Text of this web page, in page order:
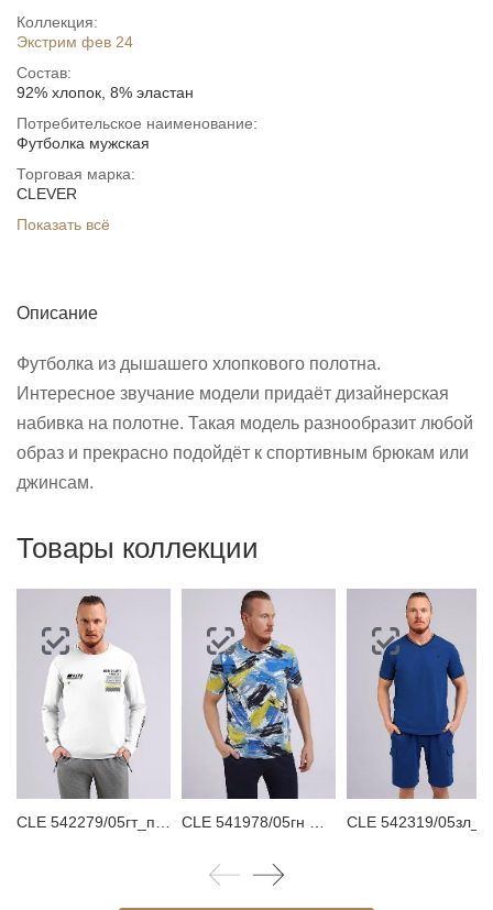
Коллекция:
Экстрим фев 24
Состав:
92% хлопок, 8% эластан
Потребительское наименование:
Футболка мужская
Торговая марка:
CLEVER
Показать всё
Описание
Футболка из дышашего хлопкового полотна.
Интересное звучание модели придаёт дизайнерская
набивка на полотне. Такая модель разнообразит любой
образ и прекрасно подойдёт к спортивным брюкам или
джинсам.
Товары коллекции